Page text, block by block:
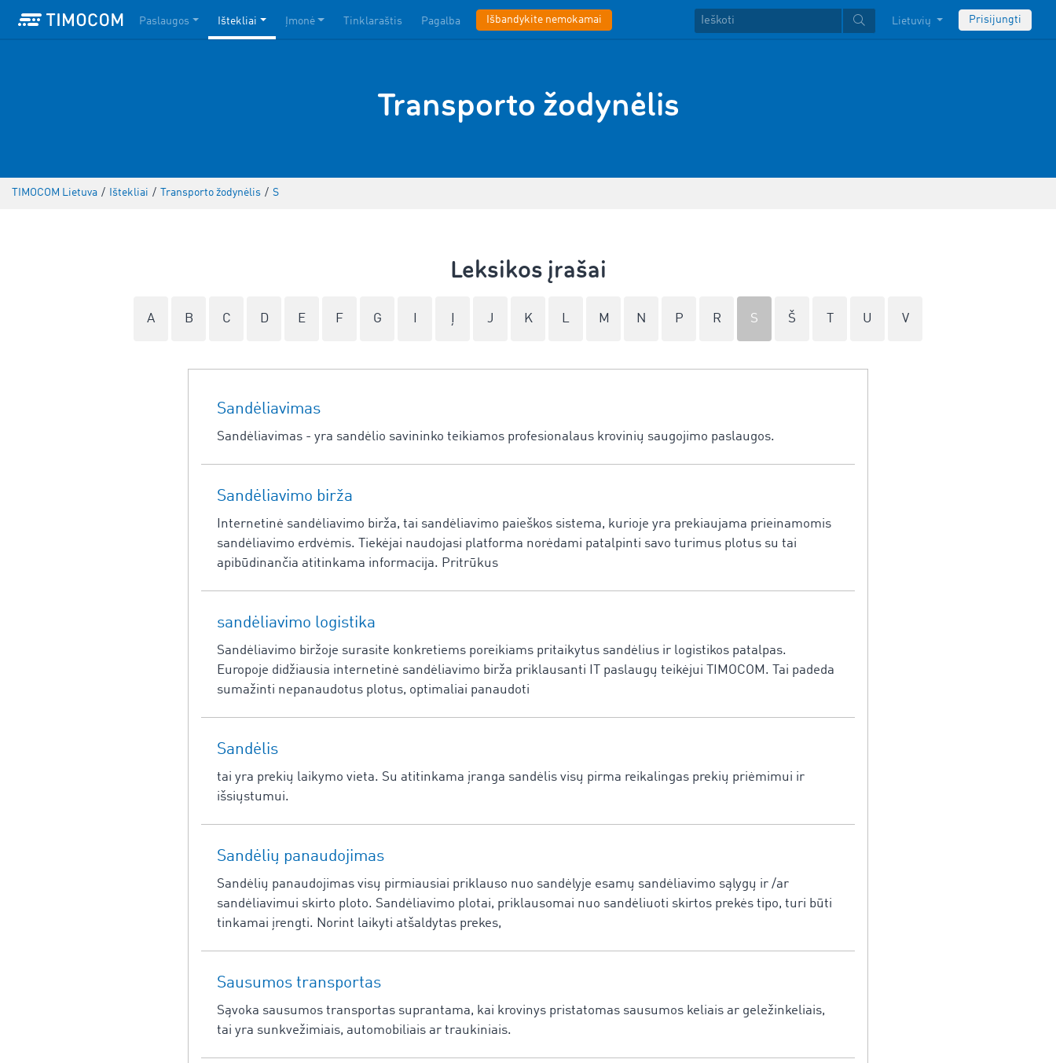
Paslaugos Ištekliai Įmonė Tinklaraštis Pagalba Išbandykite nemokamai Lietuvių Prisijungti
Transporto žodynėlis
TIMOCOM Lietuva / Ištekliai / Transporto žodynėlis / S
Leksikos įrašai
A B C D E F G J K L M N P R S Š U V
Sandėliavimas
Sandėliavimas - yra sandėlio savininko teikiamos profesionalaus krovinių saugojimo paslaugos.
Sandėliavimo birža
Internetinė sandėliavimo birža, tai sandėliavimo paieškos sistema, kurioje yra prekiaujama prieinamomis
sandėliavimo erdvėmis. Tiekėjai naudojasi platforma norėdami patalpinti savo turimus plotus su tai
apibūdinančia atitinkama informacija. Pritrūkus
sandėliavimo logistika
Sandėliavimo biržoje surasite konkretiems poreikiams pritaikytus sandėlius ir logistikos patalpas.
Europoje didžiausia internetinė sandėliavimo birža priklausanti IT paslaugų teikėjui TIMOCOM. Tai padeda
sumažinti nepanaudotus plotus, optimaliai panaudoti
Sandėlis
tai yra prekių laikymo vieta. Su atitinkama įranga sandėlis visų pirma reikalingas prekių priėmimui ir
išsiųstumui.
Sandėlių panaudojimas
Sandėlių panaudojimas visų pirmiausiai priklauso nuo sandėlyje esamų sandėliavimo sąlygų ir /ar
sandėliavimui skirto ploto. Sandėliavimo plotai, priklausomai nuo sandėliuoti skirtos prekės tipo, turi būti
tinkamai įrengti. Norint laikyti atšaldytas prekes,
Sausumos transportas
Sąvoka sausumos transportas suprantama, kai krovinys pristatomas sausumos keliais ar geležinkeliais,
tai yra sunkvežimiais, automobiliais ar traukiniais.